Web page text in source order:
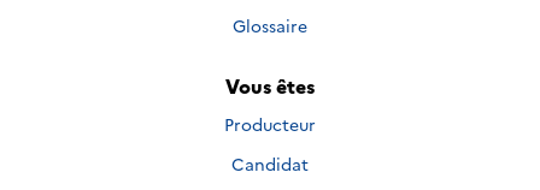
Glossaire
Vous êtes
Producteur
Candidat